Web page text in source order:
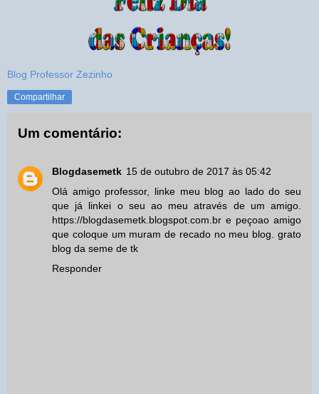
Blog Professor Zezinho
Compartilhar
Um comentário:
Blogdasemetk 15 de outubro de 2017 às 05:42
Olá amigo professor, linke meu blog ao lado do seu
que já linkei o seu ao meu através de um amigo.
https://blogdasemetk.blogspot.com.br e peçoao amigo
que coloque um muram de recado no meu blog. grato
blog da seme de tk
Responder